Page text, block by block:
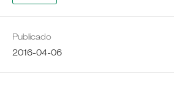
Publicado
2016-04-06